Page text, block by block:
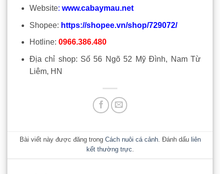
Website: www.cabaymau.net
Shopee: https://shopee.vn/shop/729072/
Hotline: 0966.386.480
Địa chỉ shop: Số 56 Ngõ 52 Mỹ Đình, Nam Từ
Liêm, HN
Bài viết này được đăng trong Cách nuôi cá cảnh. Đánh dấu liên
kết thường trực.